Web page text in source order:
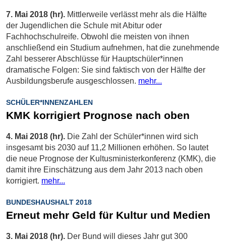
7. Mai 2018 (hr). Mittlerweile verlässt mehr als die Hälfte
der Jugendlichen die Schule mit Abitur oder
Fachhochschulreife. Obwohl die meisten von ihnen
anschließend ein Studium aufnehmen, hat die zunehmende
Zahl besserer Abschlüsse für Hauptschüler*innen
dramatische Folgen: Sie sind faktisch von der Hälfte der
Ausbildungsberufe ausgeschlossen. mehr...
SCHÜLER*INNENZAHLEN
KMK korrigiert Prognose nach oben
4. Mai 2018 (hr). Die Zahl der Schüler*innen wird sich
insgesamt bis 2030 auf 11,2 Millionen erhöhen. So lautet
die neue Prognose der Kultusministerkonferenz (KMK), die
damit ihre Einschätzung aus dem Jahr 2013 nach oben
korrigiert. mehr...
BUNDESHAUSHALT 2018
Erneut mehr Geld für Kultur und Medien
3. Mai 2018 (hr). Der Bund will dieses Jahr gut 300